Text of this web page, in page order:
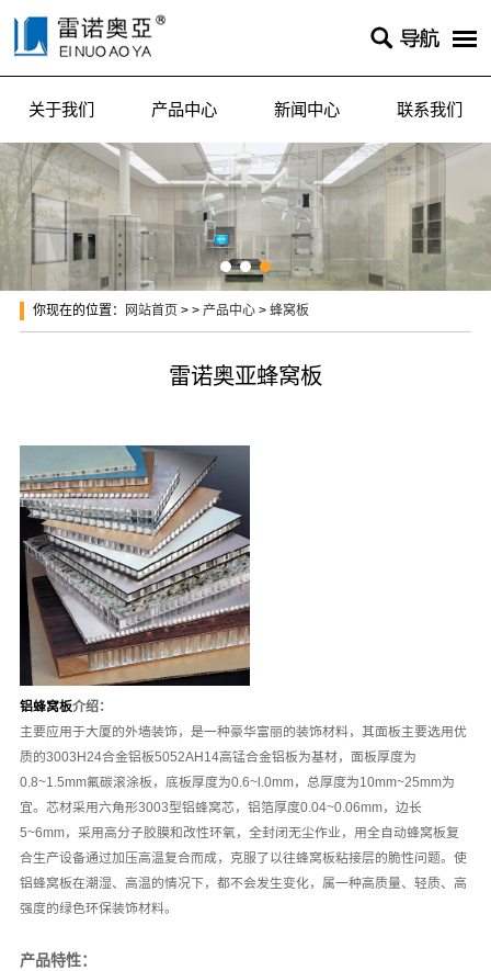

关于我们 产品中心 新闻中心 联系我们
你现在的位置： 网站首页 > >产品中心 >蜂窝板
雷诺奥亚蜂窝板
铝蜂窝板介绍：
主要应用于大厦的外墙装饰，是一种豪华富丽的装饰材料，其面板主要选用优
质的3003H24合金铝板5052AH14高锰合金铝板为基材，面板厚度为
0.8~1.5mm氟碳滚涂板，底板厚度为0.6~l.0mm，总厚度为10mm~25mm为
宜。芯材采用六角形3003型铝蜂窝芯，铝箔厚度0.04~0.06mm，边长
5~6mm，采用高分子胶膜和改性环氧，全封闭无尘作业，用全自动蜂窝板复
合生产设备通过加压高温复合而成，克服了以往蜂窝板粘接层的脆性问题。使
铝蜂窝板在潮湿、高温的情况下，都不会发生变化，属一种高质量、轻质、高
强度的绿色环保装饰材料。
产品特性：